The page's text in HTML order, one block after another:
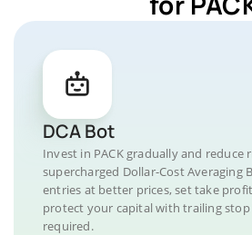
DCA Bot
Invest in PACK gradually and reduce
supercharged Dollar-Cost Averaging
entries at better prices, set take
protect your capital with trailing stop
required.